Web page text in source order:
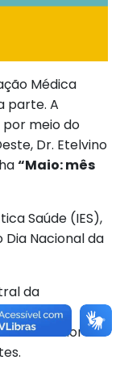
Médica
parte. A
meio do
Dr. Etelvino
“Maio: mês
Saúde (IES),
Nacional da
da
e
de valor da